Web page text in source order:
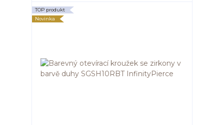
TOP produkt
Novinka